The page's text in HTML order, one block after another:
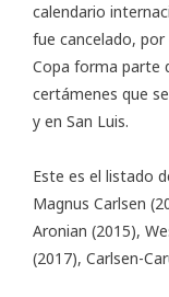
calendario
fue cancelado, por
Copa forma parte
certámenes que
y en San Luis.
Este es el listado
Magnus Carlsen
Aronian (2015),
(2017), Carlsen-